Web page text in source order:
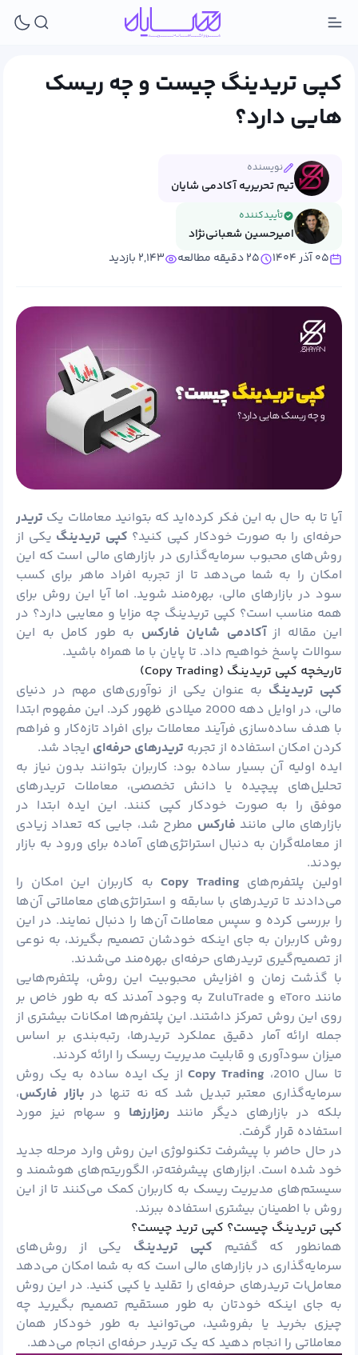
کپی تریدینگ چیست و چه ریسک
هایی دارد؟
نویسنده
تیم تحریریه آکادمی شایان
تأییدکننده
امیرحسین شعبانی‌نژاد
۰۵ آذر ۱۴۰۴
۲۵ دقیقه مطالعه ۲,۱۴۳ بازدید
آیا تا به حال به این فکر کرده‌اید که بتوانید معاملات یک تریدر
حرفه‌ای را به صورت خودکار کپی کنید؟ کپی تریدینگ یکی از
روش‌های محبوب سرمایه‌گذاری در بازارهای مالی است که این
امکان را به شما می‌دهد تا از تجربه افراد ماهر برای کسب
سود در بازارهای مالی، بهره‌مند شوید. اما آیا این روش برای
همه مناسب است؟ کپی تریدینگ چه مزایا و معایبی دارد؟ در
این مقاله ازآکادمی شایان فارکس به طور کامل به این
سوالات پاسخ خواهیم داد. تا پایان با ما همراه باشید.
تاریخچه کپی تریدینگ (Copy Trading)
کپی تریدینگ به عنوان یکی از نوآوری‌های مهم در دنیای
مالی، در اوایل دهه 2000 میلادی ظهور کرد. این مفهوم ابتدا
با هدف ساده‌سازی فرآیند معاملات برای افراد تازه‌کار و فراهم
کردن امکان استفاده از تجربه تریدرهای حرفه‌ای ایجاد شد.
ایده اولیه آن بسیار ساده بود: کاربران بتوانند بدون نیاز به
تحلیل‌های پیچیده یا دانش تخصصی، معاملات تریدرهای
موفق را به صورت خودکار کپی کنند. این ایده ابتدا در
بازارهای مالی مانند فارکس مطرح شد، جایی که تعداد زیادی
از معامله‌گران به دنبال استراتژی‌های آماده برای ورود به بازار
بودند.
اولین پلتفرم‌های Copy Tradingبه کاربران این امکان را
می‌دادند تا تریدرهای با سابقه و استراتژی‌های معاملاتی آن‌ها
را بررسی کرده و سپس معاملات آن‌ها را دنبال نمایند. در این
روش کاربران به جای اینکه خودشان تصمیم بگیرند، به نوعی
از تصمیم‌گیری تریدرهای حرفه‌ای بهره‌مند می‌شدند.
با گذشت زمان و افزایش محبوبیت این روش، پلتفرم‌هایی
مانند eToro و ZuluTrade به وجود آمدند که به طور خاص بر
روی این روش تمرکز داشتند. این پلتفرم‌ها امکانات بیشتری از
جمله ارائه آمار دقیق عملکرد تریدرها، رتبه‌بندی بر اساس
میزان سودآوری و قابلیت مدیریت ریسک را ارائه کردند.
تا سال 2010،
Copy Tradingاز یک ایده ساده به یک روش
سرمایه‌گذاری معتبر تبدیل شد که نه تنها در بازار فارکس،
بلکه در بازارهای دیگر مانند رمزارزها و سهام نیز مورد
استفاده قرار گرفت.
در حال حاضر با پیشرفت تکنولوژی این روش وارد مرحله جدید
خود شده است. ابزارهای پیشرفته‌تر، الگوریتم‌های هوشمند و
سیستم‌های مدیریت ریسک به کاربران کمک می‌کنند تا از این
روش با اطمینان بیشتری استفاده ببرند.
کپی تریدینگ چیست؟ کپی ترید چیست؟
همانطور که گفتیم کپی تریدینگ یکی از روش‌های
سرمایه‌گذاری در بازارهای مالی است که به شما امکان می‌دهد
معاملات تریدرهای حرفه‌ای را تقلید یا کپی کنید. در این روش
به جای اینکه خودتان به طور مستقیم تصمیم بگیرید چه
چیزی بخرید یا بفروشید، می‌توانید به طور خودکار همان
معاملاتی را انجام دهید که یک تریدر حرفه‌ای انجام می‌دهد.